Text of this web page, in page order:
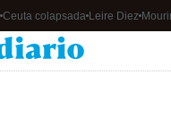
Ceuta colapsada Leire Diez